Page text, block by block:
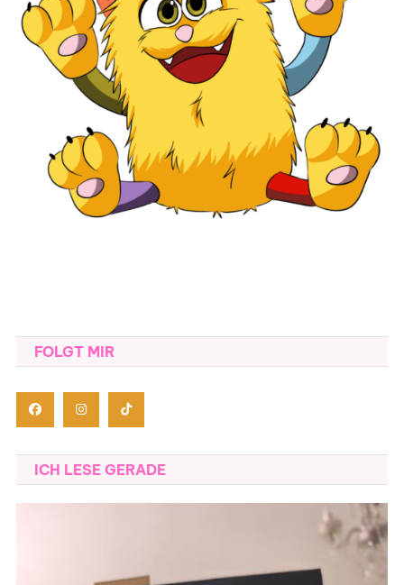
FOLGT MIR
ICH LESE GERADE